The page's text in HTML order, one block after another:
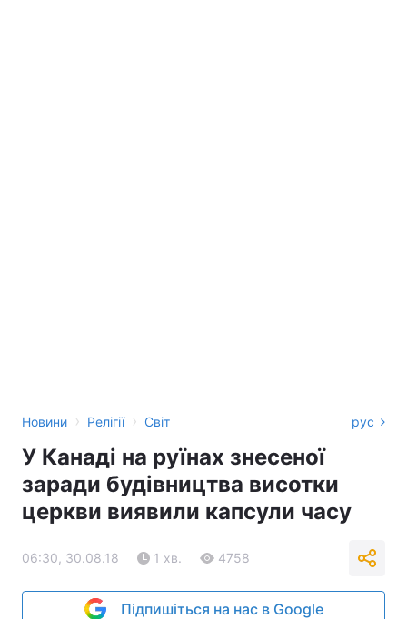
Новини › Релігії › Світ рус
У Канаді на руїнах знесеної
заради будівництва висотки
церкви виявили капсули часу
06:30, 30.08.18 1 хв. 4758
Підпишіться на нас в Google